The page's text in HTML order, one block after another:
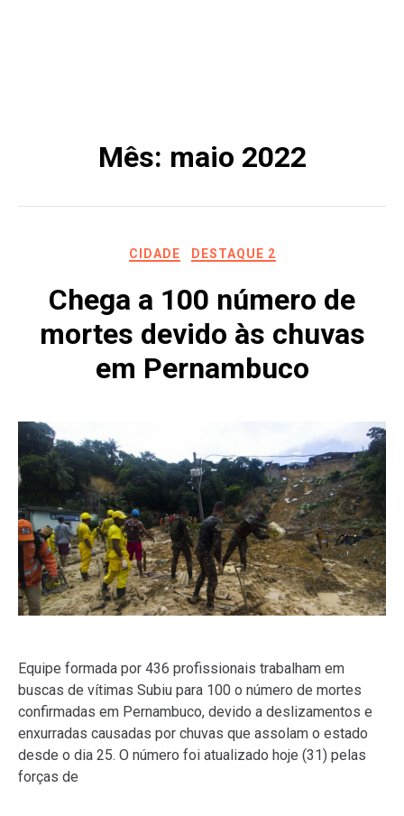
Mês: maio 2022
CIDADE DESTAQUE 2
Chega a 100 número de
mortes devido às chuvas
em Pernambuco
Equipe formada por 436 profissionais trabalham em
buscas de vítimas Subiu para 100 o número de mortes
confirmadas em Pernambuco, devido a deslizamentos e
enxurradas causadas por chuvas que assolam o estado
desde o dia 25. O número foi atualizado hoje (31) pelas
forças de